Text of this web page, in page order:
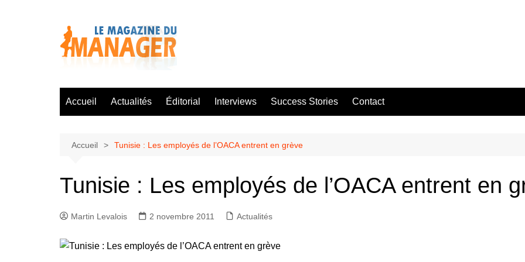
Accueil Actualités Éditorial Interviews Success Stories Contact
Accueil Tunisie : Les employés de l’OACA entrent en grève
Tunisie : Les employés de l’OACA entrent en
Martin Levalois 2 novembre 2011 Actualités